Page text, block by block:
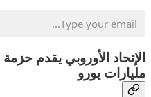
مليارات يورو